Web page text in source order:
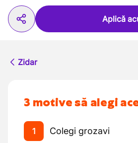
Aplică
Zidar
3 motive să alegi
1 Colegi grozavi